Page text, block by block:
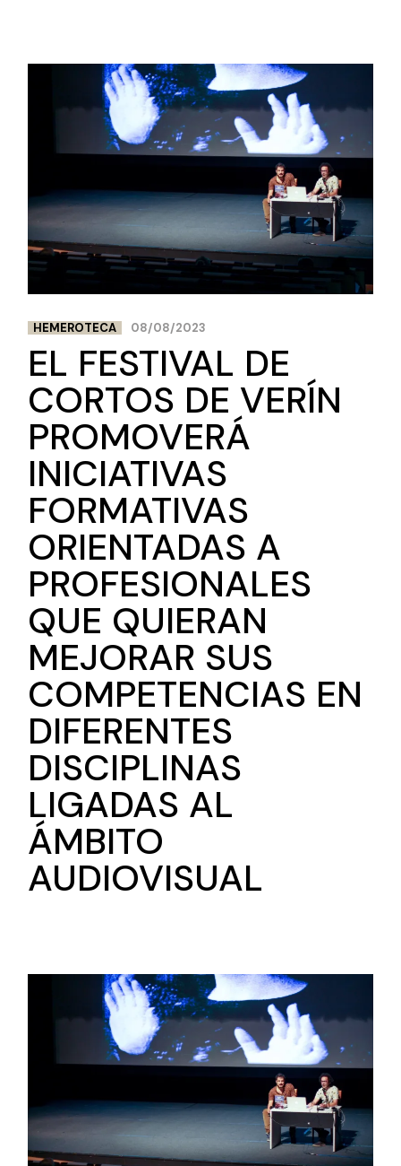
HEMEROTECA 08/08/2023
EL FESTIVAL DE
CORTOS DE VERÍN
PROMOVERÁ
INICIATIVAS
FORMATIVAS
ORIENTADAS A
PROFESIONALES
QUE QUIERAN
MEJORAR SUS
COMPETENCIAS EN
DIFERENTES
DISCIPLINAS
LIGADAS AL
ÁMBITO
AUDIOVISUAL